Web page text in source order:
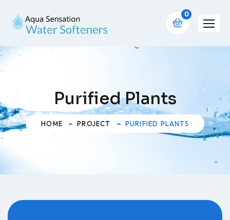
0
Purified Plants
HOME PROJECT PURIFIED PLANTS